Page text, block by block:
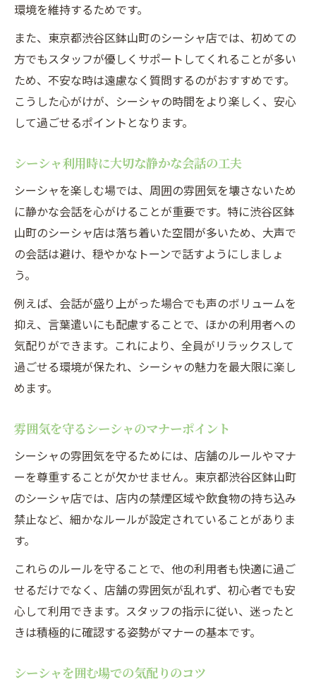
環境を維持するためです。
また、東京都渋谷区鉢山町のシーシャ店では、初めての
方でもスタッフが優しくサポートしてくれることが多い
ため、不安な時は遠慮なく質問するのがおすすめです。
こうした心がけが、シーシャの時間をより楽しく、安心
して過ごせるポイントとなります。
シーシャ利用時に大切な静かな会話の工夫
シーシャを楽しむ場では、周囲の雰囲気を壊さないため
に静かな会話を心がけることが重要です。特に渋谷区鉢
山町のシーシャ店は落ち着いた空間が多いため、大声で
の会話は避け、穏やかなトーンで話すようにしましょ
う。
例えば、会話が盛り上がった場合でも声のボリュームを
抑え、言葉遣いにも配慮することで、ほかの利用者への
気配りができます。これにより、全員がリラックスして
過ごせる環境が保たれ、シーシャの魅力を最大限に楽し
めます。
雰囲気を守るシーシャのマナーポイント
シーシャの雰囲気を守るためには、店舗のルールやマナ
ーを尊重することが欠かせません。東京都渋谷区鉢山町
のシーシャ店では、店内の禁煙区域や飲食物の持ち込み
禁止など、細かなルールが設定されていることがありま
す。
これらのルールを守ることで、他の利用者も快適に過ご
せるだけでなく、店舗の雰囲気が乱れず、初心者でも安
心して利用できます。スタッフの指示に従い、迷ったと
きは積極的に確認する姿勢がマナーの基本です。
シーシャを囲む場での気配りのコツ